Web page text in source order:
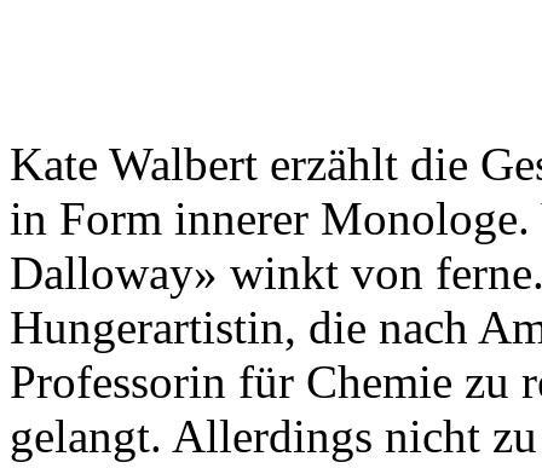
Kate Walbert erzählt die
in Form innerer
Dalloway» winkt von
Hungerartistin, die nach
Professorin für Chemie zu
gelangt. Allerdings nicht